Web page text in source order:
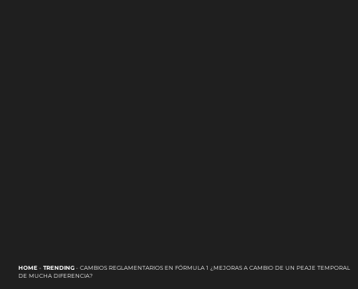
HOME- TRENDING- CAMBIOS REGLAMENTARIOS EN FÓRMULA 1 ¿MEJORAS A CAMBIO DE UN PEAJE TEMPORAL
DE MUCHA DIFERENCIA?